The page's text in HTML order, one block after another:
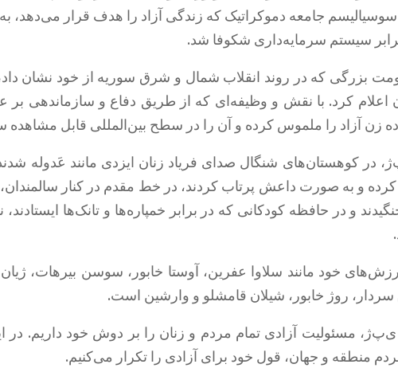
جامعه دموکراتیک که زندگی آزاد را هدف قرار می‌دهد،
سیستم سرمایه‌داری شکوفا شد.
بزرگی که در روند انقلاب شمال و شرق سوریه از خود نشان
اعلام کرد. با نقش و وظیفه‌ای که از طریق دفاع و سازماندهی بر
زن آزاد را ملموس کرده و آن را در سطح بین‌المللی قابل
در کوهستان‌های شنگال صدای فریاد زنان ایزدی مانند عَدوله
کرده و به صورت داعش پرتاب کردند، در خط مقدم در کنار سالمندان،
و در حافظه کودکانی که در برابر خمپاره‌ها و تانک‌ها
.
خود مانند سلاوا عفرین، آوستا خابور، سوسن بیرهات، ژیان
روژ خابور، شیلان قامشلو و وارشین است.
ی‌پ‌ژ، مسئولیت آزادی تمام مردم و زنان را بر دوش خود داریم. در
منطقه و جهان، قول خود برای آزادی را تکرار می‌کنیم.